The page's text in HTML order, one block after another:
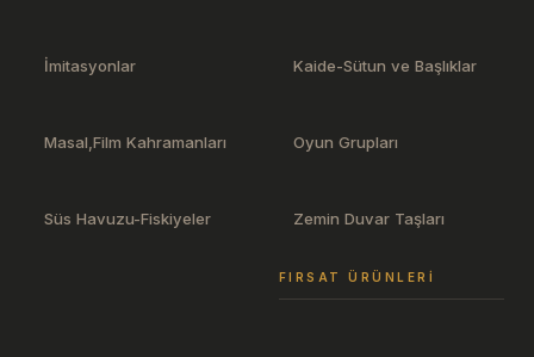
İmitasyonlar Kaide-Sütun ve Başlıklar
Masal,Film Kahramanları Oyun Grupları
Süs Havuzu-Fiskiyeler Zemin Duvar Taşları
FIRSAT ÜRÜNLERI